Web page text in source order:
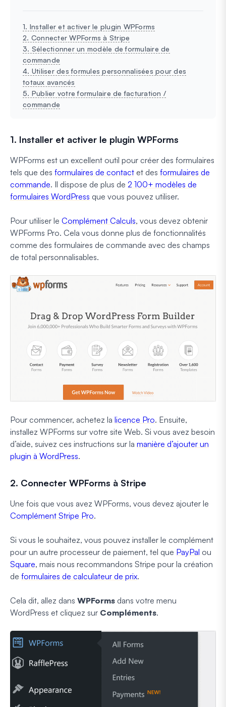
1. Installer et activer le plugin WPForms
2. Connecter WPForms à Stripe
3. Sélectionner un modèle de formulaire de
commande
4. Utiliser des formules personnalisées pour des
totaux avancés
5. Publier votre formulaire de facturation /
commande
1. Installer et activer le plugin WPForms
WPForms est un excellent outil pour créer des formulaires
tels que des formulaires de contact et des formulaires de
commande. Il dispose de plus de 2 100+ modèles de
formulaires WordPress que vous pouvez utiliser.
Pour utiliser le Complément Calculs, vous devez obtenir
WPForms Pro. Cela vous donne plus de fonctionnalités
comme des formulaires de commande avec des champs
de total personnalisables.
Pour commencer, achetez la licence Pro. Ensuite,
installez WPForms sur votre site Web. Si vous avez besoin
d’aide, suivez ces instructions sur la manière d’ajouter un
plugin à WordPress.
2. Connecter WPForms à Stripe
Une fois que vous avez WPForms, vous devez ajouter le
Complément Stripe Pro.
Si vous le souhaitez, vous pouvez installer le complément
pour un autre processeur de paiement, tel que PayPal ou
Square, mais nous recommandons Stripe pour la création
de formulaires de calculateur de prix.
Cela dit, allez dans WPForms dans votre menu
WordPress et cliquez sur Compléments.